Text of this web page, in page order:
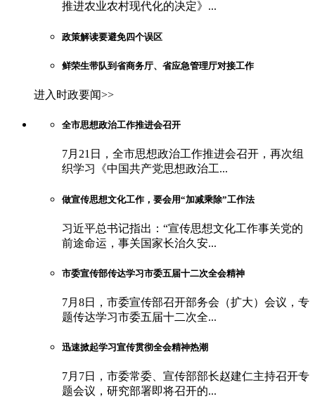
推进农业农村现代化的决定》...
政策解读要避免四个误区
鲜荣生带队到省商务厅、省应急管理厅对接工作
进入时政要闻>>
全市思想政治工作推进会召开
7月21日，全市思想政治工作推进会召开，再次组
织学习《中国共产党思想政治工...
做宣传思想文化工作，要会用“加减乘除”工作法
习近平总书记指出：“宣传思想文化工作事关党的
前途命运，事关国家长治久安...
市委宣传部传达学习市委五届十二次全会精神
7月8日，市委宣传部召开部务会（扩大）会议，专
题传达学习市委五届十二次全...
迅速掀起学习宣传贯彻全会精神热潮
7月7日，市委常委、宣传部部长赵建仁主持召开专
题会议，研究部署即将召开的...